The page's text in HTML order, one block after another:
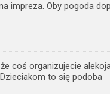
impreza. Oby pogoda
coś organizujecie
to się podoba